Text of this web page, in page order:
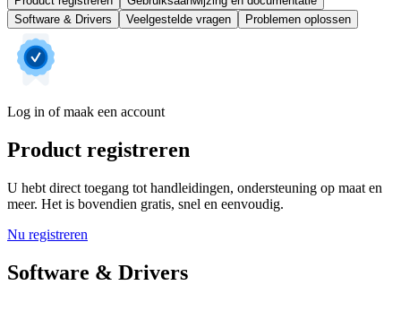
Software & Drivers
Veelgestelde vragen Problemen oplossen
Log in of maak een account
Product registreren
U hebt direct toegang tot handleidingen, ondersteuning op maat en
meer. Het is bovendien gratis, snel en eenvoudig.
Nu registreren
Software & Drivers